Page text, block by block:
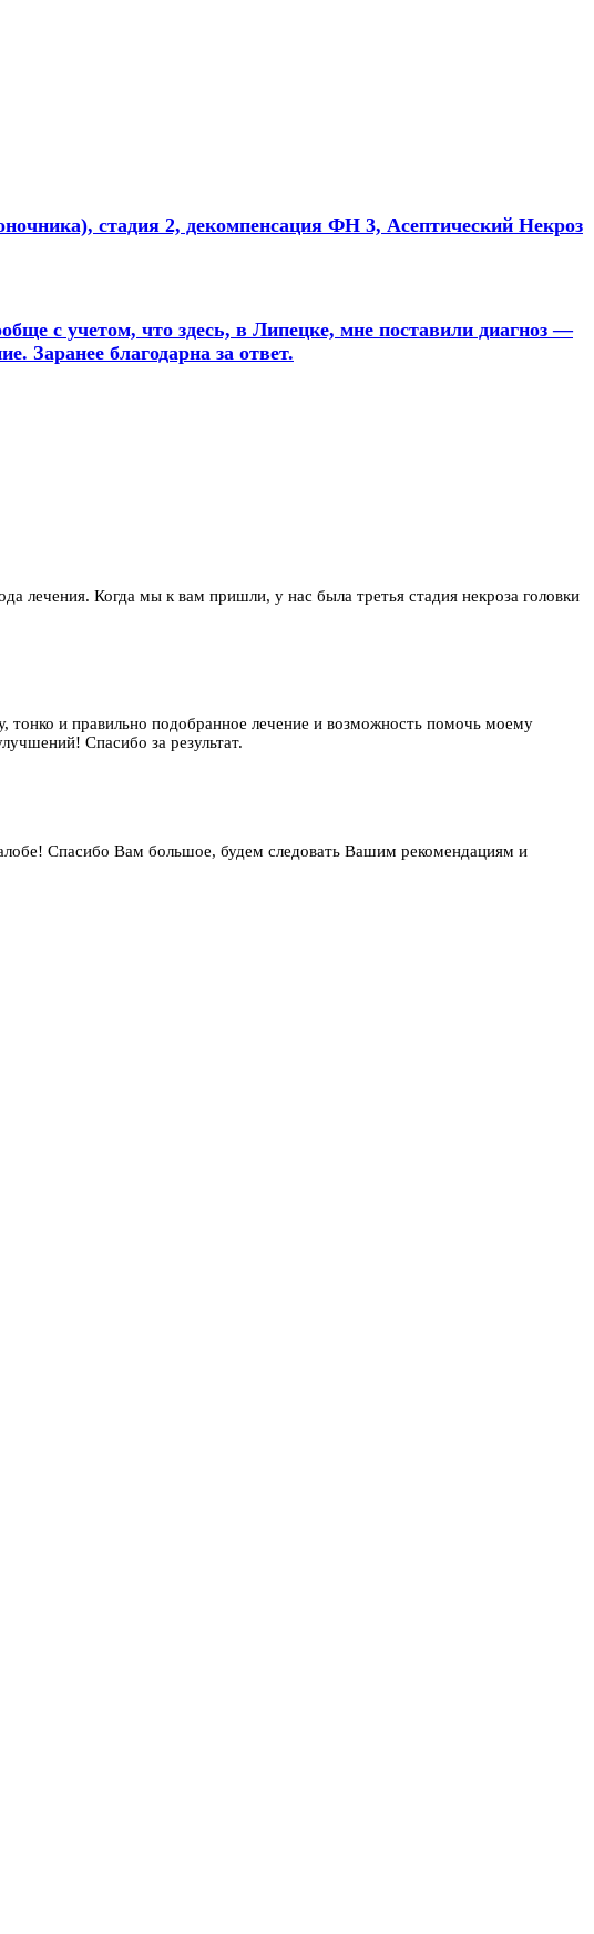
стадия 2, декомпенсация ФН 3, Асептический Некроз
с учетом, что здесь, в Липецке, мне поставили диагноз —
Заранее благодарна за ответ.
лечения. Когда мы к вам пришли, у нас была третья стадия некроза головки
тонко и правильно подобранное лечение и возможность помочь моему
Спасибо за результат.
Спасибо Вам большое, будем следовать Вашим рекомендациям и